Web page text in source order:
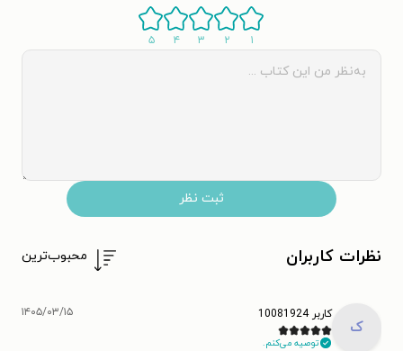
۱ ۲ ۳ ۴ ۵
ثبت نظر
نظرات کاربران محبوب‌ترین
ک
کاربر 10081924
توصیه می‌کنم.
۱۴۰۵/۰۳/۱۵